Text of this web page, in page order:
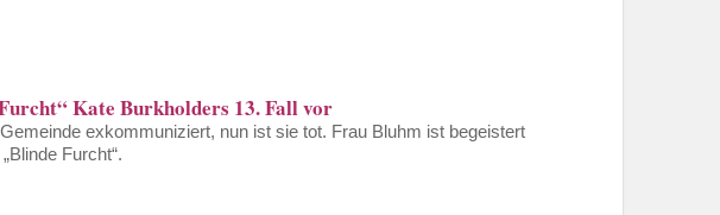
Kate Burkholders 13. Fall vor
exkommuniziert, nun ist sie tot. Frau Bluhm ist begeistert
Furcht“.